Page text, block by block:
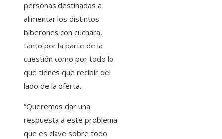
personas destinadas a
alimentar los distintos
biberones con cuchara,
tanto por la parte de la
cuestión como por todo lo
que tienes que recibir del
lado de la oferta.
“Queremos dar una
respuesta a este problema
que es clave sobre todo